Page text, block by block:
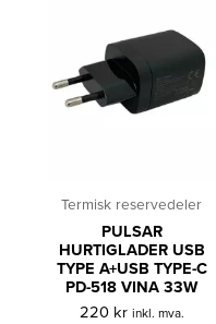
Termisk reservedeler
PULSAR
HURTIGLADER USB
TYPE A+USB TYPE-C
PD-518 VINA 33W
220 kr inkl. mva.